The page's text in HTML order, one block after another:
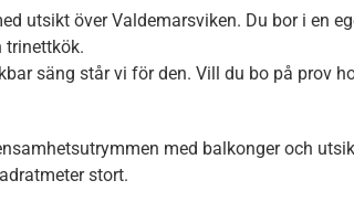
utsikt över Valdemarsviken. Du bor i en
trinettkök.
säng står vi för den. Vill du bo på prov
med balkonger och
stort.
Dessa kakor
går inte att
välja bort. De
behövs för
taget ska
fungera.